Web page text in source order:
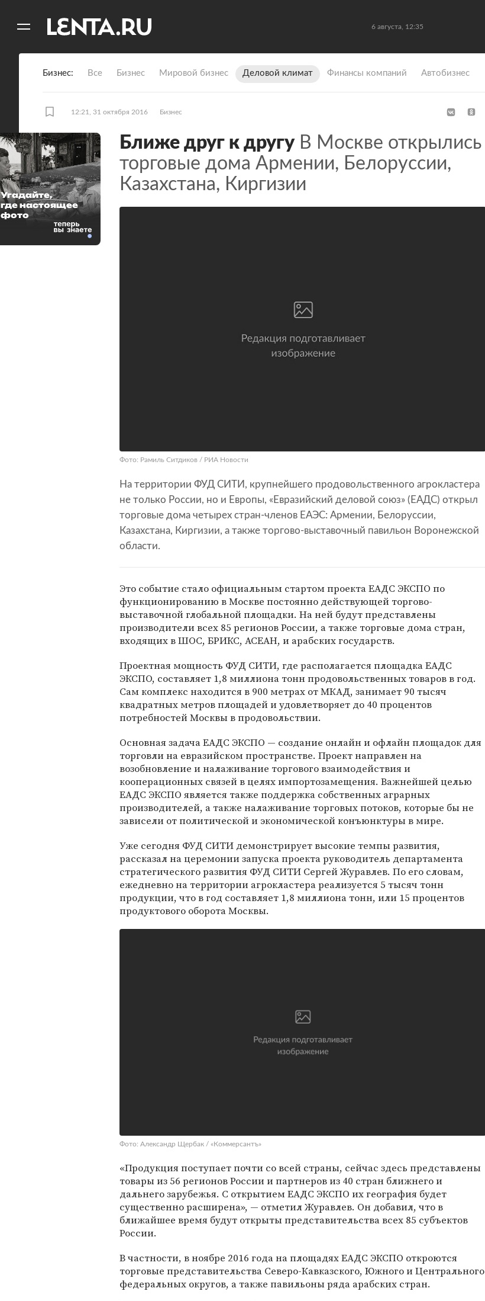
6 августа, 12:35
Бизнес Все Бизнес Мировой бизнес Деловой климат Финансы компаний Автобизнес
12:21, 31 октября 2016 Бизнес
Ближе друг к другуВ Москве открылись
торговые дома Армении, Белоруссии,
Казахстана, Киргизии
Фото: Рамиль Ситдиков / РИА Новости
На территории ФУД СИТИ, крупнейшего продовольственного агрокластера
не только России, но и Европы, «Евразийский деловой союз» (ЕАДС) открыл
торговые дома четырех стран-членов ЕАЭС: Армении, Белоруссии,
Казахстана, Киргизии, а также торгово-выставочный павильон Воронежской
области.
Это событие стало официальным стартом проекта ЕАДС ЭКСПО по
функционированию в Москве постоянно действующей торгово-
выставочной глобальной площадки. На ней будут представлены
производители всех 85 регионов России, а также торговые дома стран,
входящих в ШОС, БРИКС, АСЕАН, и арабских государств.
Проектная мощность ФУД СИТИ, где располагается площадка ЕАДС
ЭКСПО, составляет 1,8 миллиона тонн продовольственных товаров в год.
Сам комплекс находится в 900 метрах от МКАД, занимает 90 тысяч
квадратных метров площадей и удовлетворяет до 40 процентов
потребностей Москвы в продовольствии.
Основная задача ЕАДС ЭКСПО — создание онлайн и офлайн площадок для
торговли на евразийском пространстве. Проект направлен на
возобновление и налаживание торгового взаимодействия и
кооперационных связей в целях импортозамещения. Важнейшей целью
ЕАДС ЭКСПО является также поддержка собственных аграрных
производителей, а также налаживание торговых потоков, которые бы не
зависели от политической и экономической конъюнктуры в мире.
Уже сегодня ФУД СИТИ демонстрирует высокие темпы развития,
рассказал на церемонии запуска проекта руководитель департамента
стратегического развития ФУД СИТИ Сергей Журавлев. По его словам,
ежедневно на территории агрокластера реализуется 5 тысяч тонн
продукции, что в год составляет 1,8 миллиона тонн, или 15 процентов
продуктового оборота Москвы.
Фото: Александр Щербак / «Коммерсантъ»
«Продукция поступает почти со всей страны, сейчас здесь представлены
товары из 56 регионов России и партнеров из 40 стран ближнего и
дальнего зарубежья. С открытием ЕАДС ЭКСПО их география будет
существенно расширена», — отметил Журавлев. Он добавил, что в
ближайшее время будут открыты представительства всех 85 субъектов
России.
В частности, в ноябре 2016 года на площадях ЕАДС ЭКСПО откроются
торговые представительства Северо-Кавказского, Южного и Центрального
федеральных округов, а также павильоны ряда арабских стран.
Угадайте,
где настоящее
фото